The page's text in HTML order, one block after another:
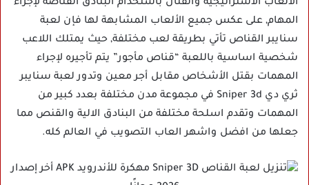
الألعاب الاستراتيجية والقتال باستخدام البنادق القناصة لإجراء
المهام, على عكس جميع الألعاب المشابهة لها فإن لعبة
سنايبر القناص تأتي بطريقة لعب مختلفة, حيث يمتلك اللاعب
شخصية اساسية باللعبة “قناص مأجور” يتم تأجيره لإجراء
المهمات بقتل الأشخاص مقابل أجر معين وتدور لعبة سنايبر
ثري دي Sniper 3d في مجموعة مدن مختلفة بعدد كبير من
المهمات وتقدم اسلحة مختلفة من البنادق الالية والقنص مما
جعلها من افضل واشهر العاب التصويب في العالم كله.